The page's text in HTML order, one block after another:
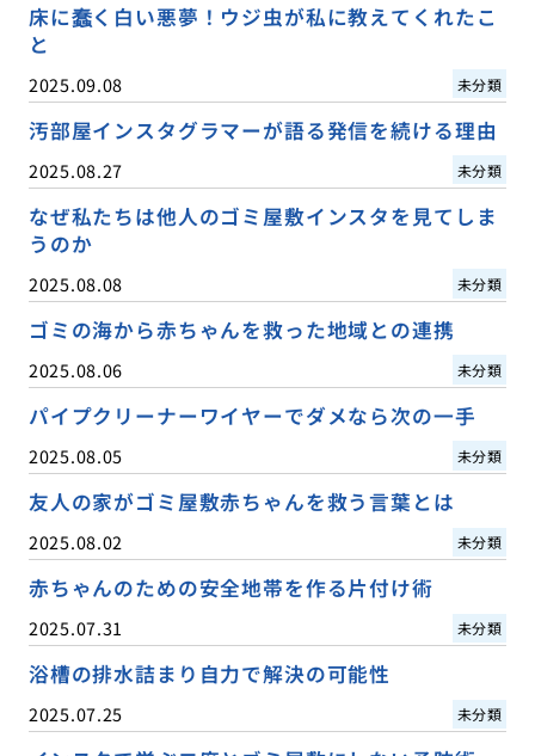
床に蠢く白い悪夢！ウジ虫が私に教えてくれたこ
と
2025.09.08 未分類
汚部屋インスタグラマーが語る発信を続ける理由
2025.08.27 未分類
なぜ私たちは他人のゴミ屋敷インスタを見てしま
うのか
2025.08.08 未分類
ゴミの海から赤ちゃんを救った地域との連携
2025.08.06 未分類
パイプクリーナーワイヤーでダメなら次の一手
2025.08.05 未分類
友人の家がゴミ屋敷赤ちゃんを救う言葉とは
2025.08.02 未分類
赤ちゃんのための安全地帯を作る片付け術
2025.07.31 未分類
浴槽の排水詰まり自力で解決の可能性
2025.07.25 未分類